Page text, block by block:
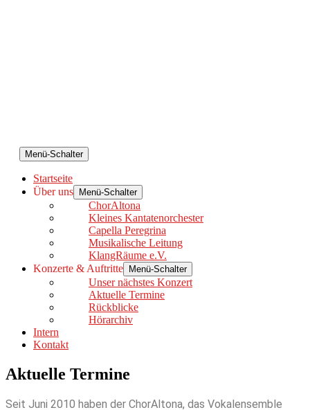
Menü-Schalter
Startseite
Über uns
Menü-Schalter
ChorAltona
Kleines Kantatenorchester
Capella Peregrina
Musikalische Leitung
KlangRäume e.V.
Konzerte & Auftritte
Menü-Schalter
Unser nächstes Konzert
Aktuelle Termine
Rückblicke
Hörarchiv
Intern
Kontakt
Aktuelle Termine
Seit Juni 2010 haben der ChorAltona, das Vokalensemble